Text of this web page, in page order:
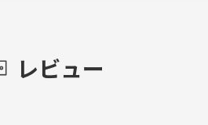
レビュー